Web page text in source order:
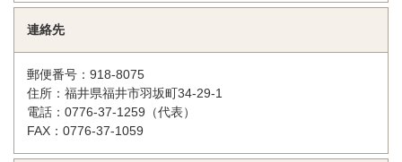
連絡先
郵便番号：918-8075
住所：福井県福井市羽坂町34-29-1
電話：0776-37-1259（代表）
FAX：0776-37-1059